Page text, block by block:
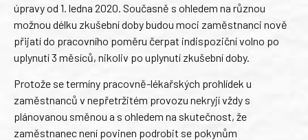
úpravy od 1. ledna 2020. Současně s ohledem na různou
možnou délku zkušební doby budou moci zaměstnanci nově
přijatí do pracovního poměru čerpat indispoziční volno po
uplynutí 3 měsíců, nikoliv po uplynutí zkušební doby.
Protože se termíny pracovně-lékařských prohlídek u
zaměstnanců v nepřetržitém provozu nekryjí vždy s
plánovanou směnou a s ohledem na skutečnost, že
zaměstnanec není povinen podrobit se pokynům